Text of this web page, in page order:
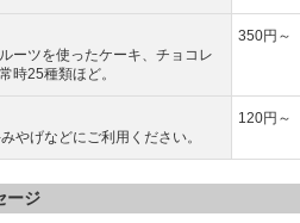
ーツを使ったケーキ、チョコレ
時25種類ほど。
350円～
やげなどにご利用ください。
120円～
ージ